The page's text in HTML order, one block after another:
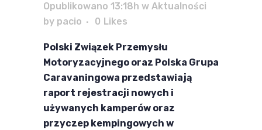
Opublikowano 13:18h w Aktualności
by pacio 0 Likes
Polski Związek Przemysłu
Motoryzacyjnego oraz Polska Grupa
Caravaningowa przedstawiają
raport rejestracji nowych i
używanych kamperów oraz
przyczep kempingowych w